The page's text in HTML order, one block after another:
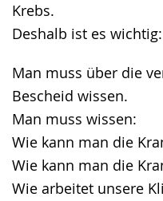
Krebs.
Deshalb ist es wichtig:
Man muss über die
Bescheid wissen.
Man muss wissen:
Wie kann man die
Wie kann man die
Wie arbeitet unsere